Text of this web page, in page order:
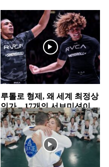
루톨로 형제, 왜 세계 최정상
인가…17개의 서브미션이
증명한 공격 본능
소식